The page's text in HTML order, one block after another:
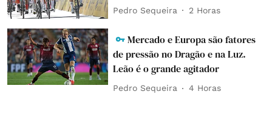
Pedro Sequeira 2 Horas
Mercado e Europa são fatores
de pressão no Dragão e na Luz.
Leão é o grande agitador
Pedro Sequeira 4 Horas